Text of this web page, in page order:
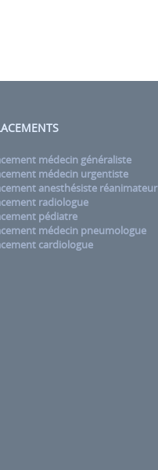
médecin généraliste
médecin urgentiste
anesthésiste réanimateur
radiologue
pédiatre
médecin pneumologue
cardiologue